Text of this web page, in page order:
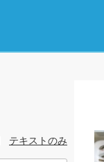
テキストのみ